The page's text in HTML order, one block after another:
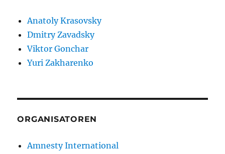
Anatoly Krasovsky
Dmitry Zavadsky
Viktor Gonchar
Yuri Zakharenko
ORGANISATOREN
Amnesty International